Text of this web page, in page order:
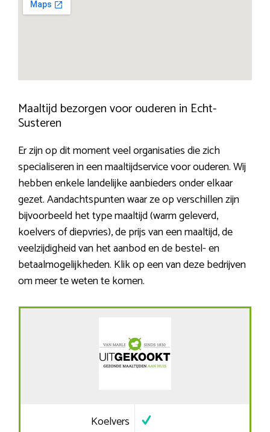
Maaltijd bezorgen voor ouderen in Echt-
Susteren
Er zijn op dit moment veel organisaties die zich
specialiseren in een maaltijdservice voor ouderen. Wij
hebben enkele landelijke aanbieders onder elkaar
gezet. Aandachtspunten waar ze op verschillen zijn
bijvoorbeeld het type maaltijd (warm geleverd,
koelvers of diepvries), de prijs van een maaltijd, de
veelzijdigheid van het aanbod en de bestel- en
betaalmogelijkheden. Klik op een van deze bedrijven
om meer te weten te komen.
Koelvers